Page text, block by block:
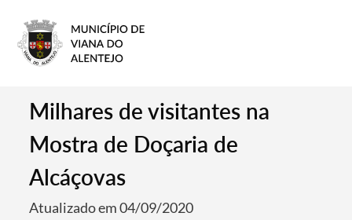
Milhares de visitantes na
Mostra de Doçaria de
Alcáçovas
Atualizado em 04/09/2020